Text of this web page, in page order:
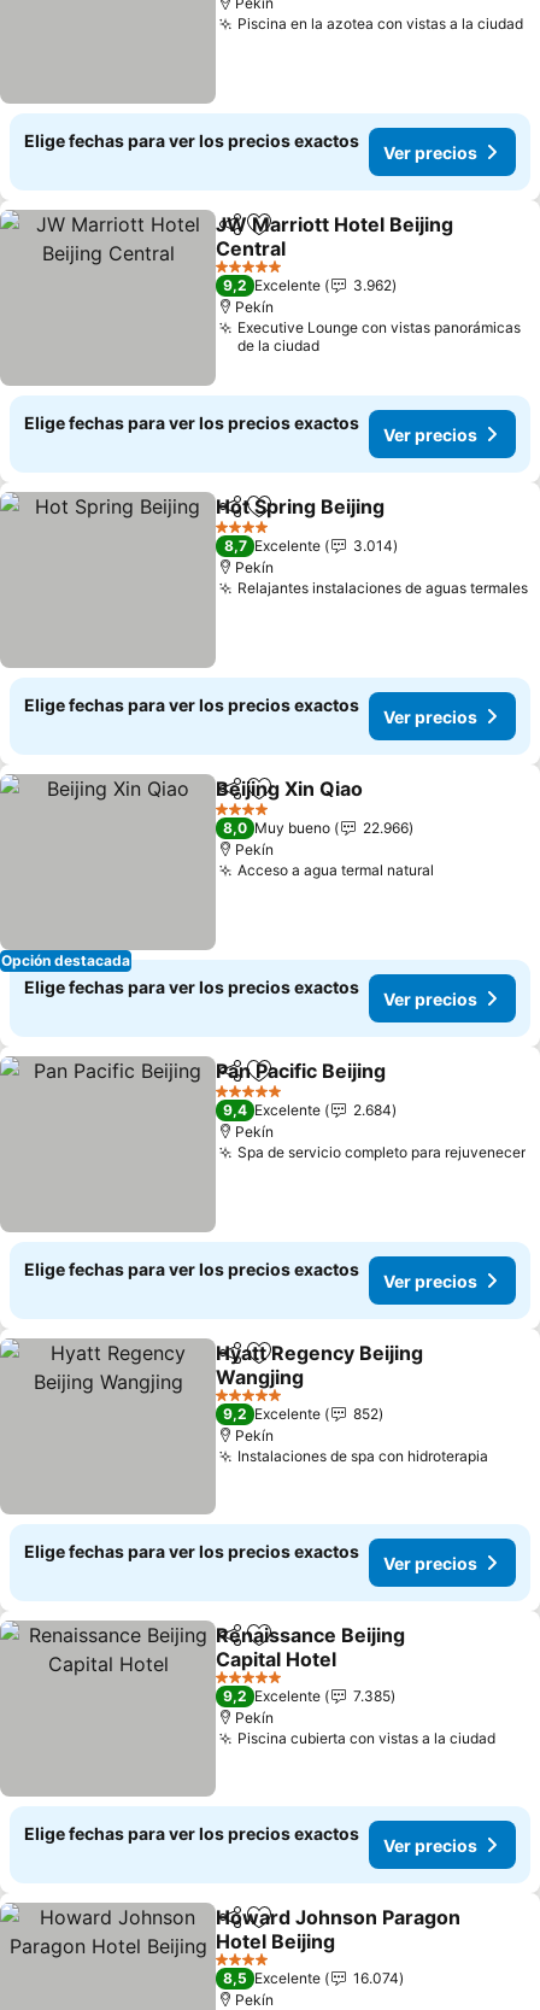
Piscina en la azotea con vistas a la ciudad
Elige fechas para ver los precios exactos
Ver precios
CompartirAgregar a favoritos
JW Marriott Hotel Beijing
Central
5 Estrellas
9,2 Excelente
3.962
Pekín
Executive Lounge con vistas panorámicas
de la ciudad
Elige fechas para ver los precios exactos
Ver precios
CompartirAgregar a favoritos
Hot Spring Beijing
4 Estrellas
8,7 Excelente
3.014
Pekín
Relajantes instalaciones de aguas termales
Elige fechas para ver los precios exactos
Ver precios
Opción destacada
CompartirAgregar a favoritos
Beijing Xin Qiao
4 Estrellas
8,0 Muy bueno
22.966
Pekín
Acceso a agua termal natural
Elige fechas para ver los precios exactos
Ver precios
CompartirAgregar a favoritos
Pan Pacific Beijing
5 Estrellas
9,4 Excelente
2.684
Pekín
Spa de servicio completo para rejuvenecer
Elige fechas para ver los precios exactos
Ver precios
CompartirAgregar a favoritos
Hyatt Regency Beijing
Wangjing
5 Estrellas
9,2 Excelente
852
Pekín
Instalaciones de spa con hidroterapia
Elige fechas para ver los precios exactos
Ver precios
CompartirAgregar a favoritos
Renaissance Beijing
Capital Hotel
5 Estrellas
9,2 Excelente
7.385
Pekín
Piscina cubierta con vistas a la ciudad
Elige fechas para ver los precios exactos
Ver precios
CompartirAgregar a favoritos
Howard Johnson Paragon
Hotel Beijing
4 Estrellas
8,5 Excelente
16.074
Pekín